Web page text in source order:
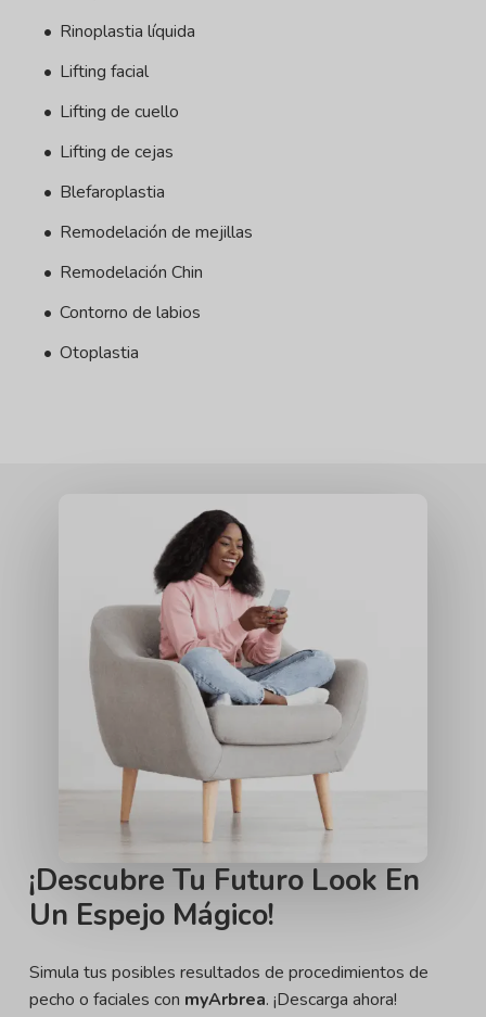
Rinoplastia líquida
Lifting facial
Lifting de cuello
Lifting de cejas
Blefaroplastia
Remodelación de mejillas
Remodelación Chin
Contorno de labios
Otoplastia
¡Descubre Tu Futuro Look En
Un Espejo Mágico!
Simula tus posibles resultados de procedimientos de
pecho o faciales con myArbrea. ¡Descarga ahora!